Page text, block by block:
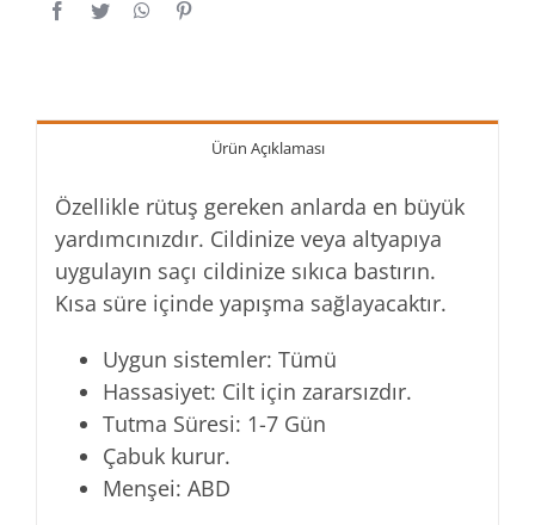
Ürün Açıklaması
Özellikle rütuş gereken anlarda en büyük
yardımcınızdır. Cildinize veya altyapıya
uygulayın saçı cildinize sıkıca bastırın.
Kısa süre içinde yapışma sağlayacaktır.
Uygun sistemler: Tümü
Hassasiyet: Cilt için zararsızdır.
Tutma Süresi: 1-7 Gün
Çabuk kurur.
Menşei: ABD